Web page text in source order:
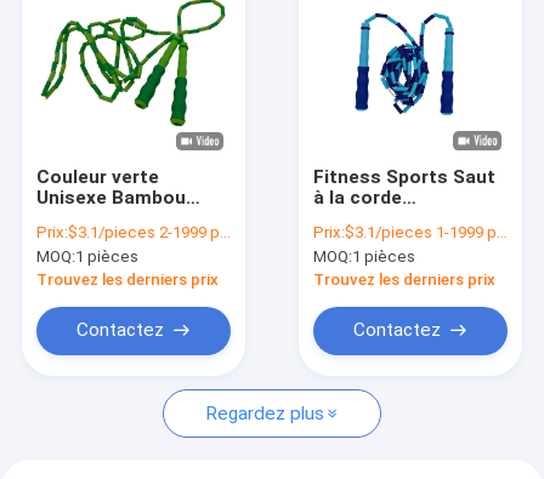
Vidéos
À propos de nous
Nous contacter
Nouvelles
Demandez un devis
Couleur verte
Unisexe Bambou
Exercice Saut à la
corde Pour les
enfants Adolescents
Prix:$3.1/pieces 2-1999 pieces
MOQ:1 pièces
Trouvez les derniers prix
Contactez
Fitness Sports Saut
à la corde
Equipement de
fitness Affichage
Saut à la corde
Prix:$3.1/pieces 1-1999 pieces
MOQ:1 pièces
Trouvez les derniers prix
Contactez
Regardez plus